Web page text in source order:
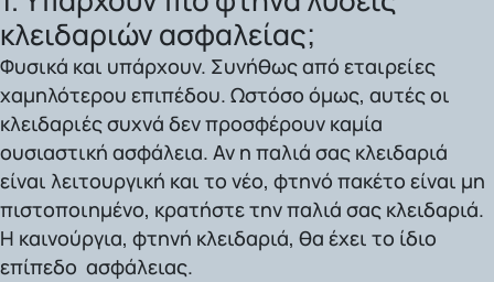
κλειδαριών ασφαλείας;
Φυσικά και υπάρχουν. Συνήθως από εταιρείες
χαμηλότερου επιπέδου. Ωστόσο όμως, αυτές οι
κλειδαριές συχνά δεν προσφέρουν καμία
ουσιαστική ασφάλεια. Αν η παλιά σας κλειδαριά
είναι λειτουργική και το νέο, φτηνό πακέτο είναι μη
πιστοποιημένο, κρατήστε την παλιά σας κλειδαριά.
Η καινούργια, φτηνή κλειδαριά, θα έχει το ίδιο
επίπεδο ασφάλειας.